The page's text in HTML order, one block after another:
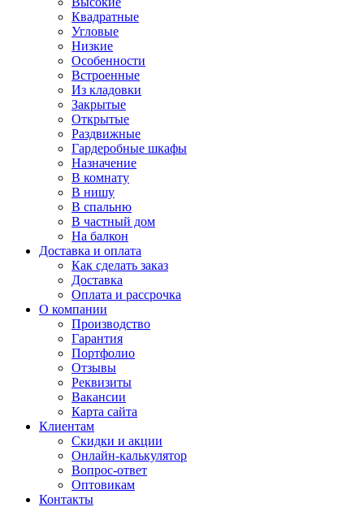
Квадратные
Угловые
Низкие
Особенности
Встроенные
Из кладовки
Закрытые
Открытые
Раздвижные
Гардеробные шкафы
Назначение
В комнату
В нишу
В спальню
В частный дом
На балкон
Доставка и оплата
Как сделать заказ
Доставка
Оплата и рассрочка
О компании
Производство
Гарантия
Портфолио
Отзывы
Реквизиты
Вакансии
Карта сайта
Клиентам
Скидки и акции
Онлайн-калькулятор
Вопрос-ответ
Оптовикам
Контакты